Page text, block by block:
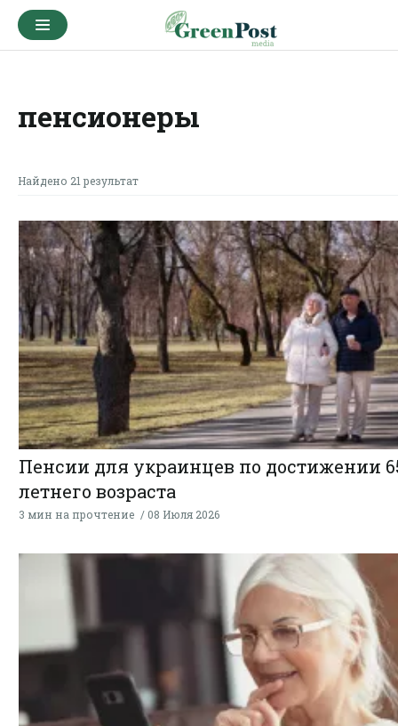
пенсионеры
Найдено 21 результат
Пенсии для украинцев по достижении
летнего возраста
3 мин на прочтение 08 Июля 2026